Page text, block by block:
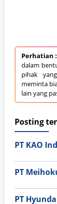
Perhatian :
dalam
pihak
meminta
lain yang
Posting
PT KAO
PT
PT